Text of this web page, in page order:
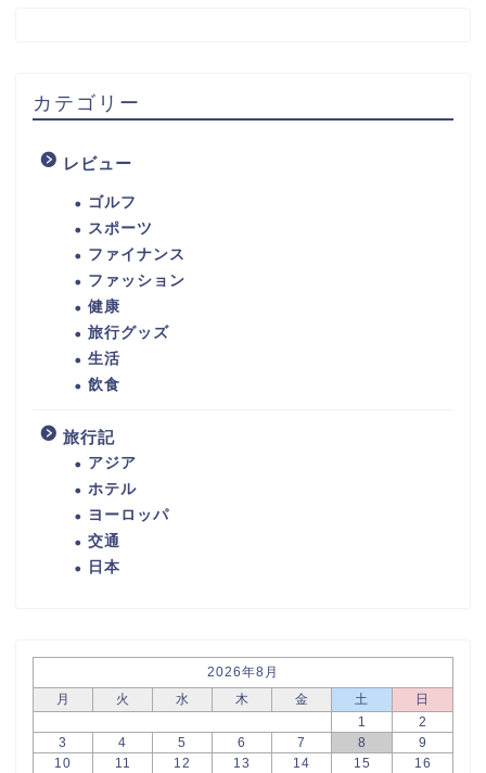
カテゴリー
レビュー
ゴルフ
スポーツ
ファイナンス
ファッション
健康
旅行グッズ
生活
飲食
旅行記
アジア
ホテル
ヨーロッパ
交通
日本
2026年8月
月
火 水 木 金 土
日
1
2
3
4 5 6 7 8
9
10
11 12 13 14 15
16